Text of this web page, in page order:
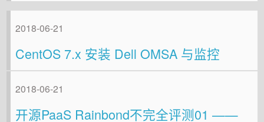
2018-06-21
CentOS 7.x 安装 Dell OMSA 与监控
2018-06-21
开源PaaS Rainbond不完全评测01 ——